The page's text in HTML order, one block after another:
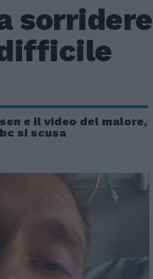
e il video del malore,
si scusa